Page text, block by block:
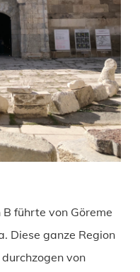
führte von Göreme
Diese ganze Region
von